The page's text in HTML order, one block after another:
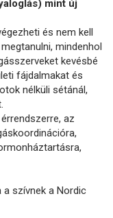
mint új
és nem kell
mindenhol
kevésbé
fájdalmakat és
nélküli sétánál,
az
szívnek a Nordic